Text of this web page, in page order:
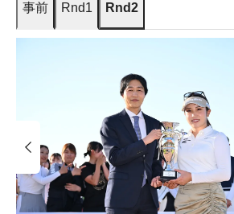
事前 Rnd1 Rnd2